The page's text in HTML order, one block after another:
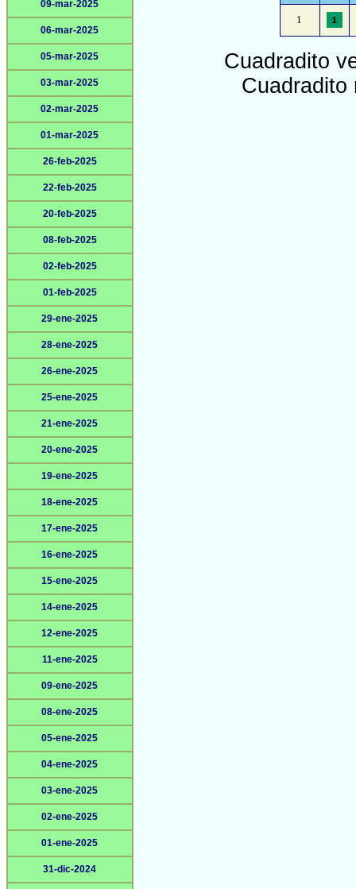
09-mar-2025
06-mar-2025
05-mar-2025
03-mar-2025
02-mar-2025
01-mar-2025
26-feb-2025
22-feb-2025
20-feb-2025
08-feb-2025
02-feb-2025
01-feb-2025
29-ene-2025
28-ene-2025
26-ene-2025
25-ene-2025
21-ene-2025
20-ene-2025
19-ene-2025
18-ene-2025
17-ene-2025
16-ene-2025
15-ene-2025
14-ene-2025
12-ene-2025
11-ene-2025
09-ene-2025
08-ene-2025
05-ene-2025
04-ene-2025
03-ene-2025
02-ene-2025
01-ene-2025
31-dic-2024
1
Cuadradito
Cuadradito